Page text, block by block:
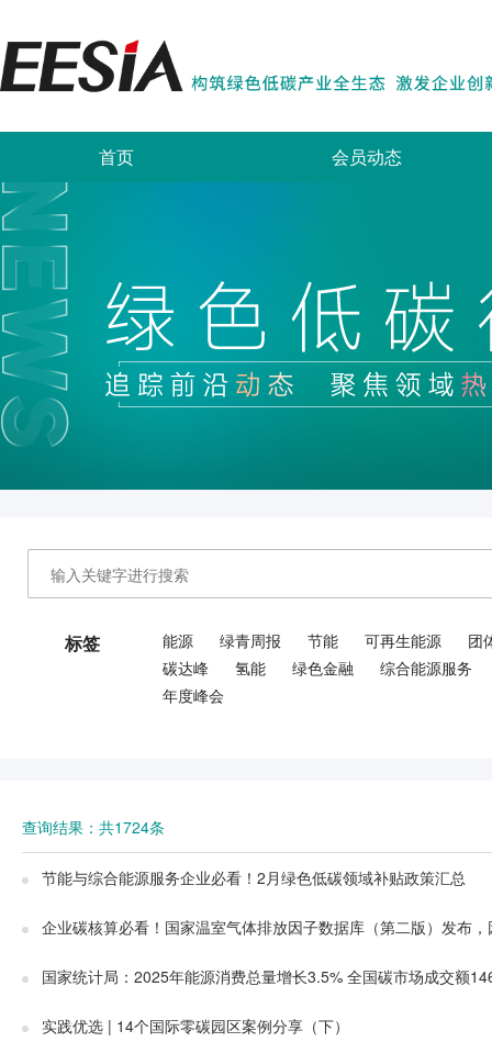
首页 会员动态
标签 能源 绿青周报 节能 可再生能源
团
碳达峰
氢能 绿色金融
综合能源服务
年度峰会
查询结果：共1724条
节能与综合能源服务企业必看！2月绿色低碳领域补贴政策汇总
企业碳核算必看！国家温室气体排放因子数据库（第二版）发布
国家统计局：2025年能源消费总量增长3.5% 全国碳市场成交额
实践优选 | 14个国际零碳园区案例分享（下）